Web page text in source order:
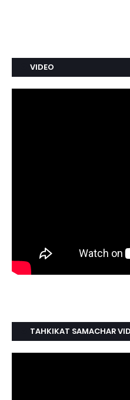
VIDEO
TAHKIKAT SAMACHAR